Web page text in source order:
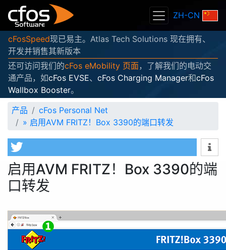
ZH-CN
cFosSpeed现已易主。Atlas Tech Solutions 现在拥有、
开发并销售其新版本
还可访问我们的cFos eMobility 页面，了解我们的电动交
通产品，如cFos EVSE、 cFos Charging Manager和cFos
Wallbox Booster。
产品
cFos Personal Net
» 启用AVM FRITZ！Box 3390的端口转发
启用AVM FRITZ！Box 3390的端
口转发